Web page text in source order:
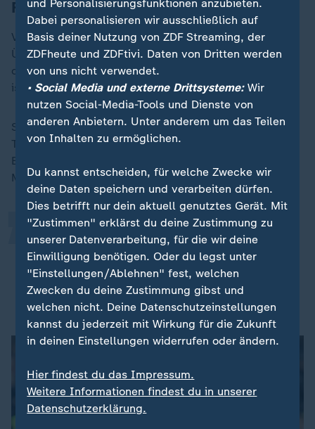
Feiertag
Vielleicht lässt Kapitän Manuel Neuer bei der
Übergabe der Meisterschale nun Müller den Vortritt
oder nimmt sie gemeinsam mit ihm entgegen. Sicher
ist, dass Müller von Beginn an auflaufen darf.
Sein letztes Heimspiel "ist ein Feiertag für alle", sagte
Trainer Vincent Kompany am Freitag. "Es wird für alle
Beteiligten hochemotional", ergänzte Sportvorstand
Max Eberl:
Man kann sich die Zukunft gar nicht
vorstellen, wenn Thomas dann nicht
mehr im rot-weißen Trikot aufläuft.
„
Bayern-Sportvorstand Max Eberl
und Personalisierungsfunktionen anzubieten.
Dabei personalisieren wir ausschließlich auf
Basis deiner Nutzung von ZDF Streaming, der
ZDFheute und ZDFtivi. Daten von Dritten werden
von uns nicht verwendet.
• Social Media und externe Drittsysteme:Wir
nutzen Social-Media-Tools und Dienste von
anderen Anbietern. Unter anderem um das Teilen
von Inhalten zu ermöglichen.
Du kannst entscheiden, für welche Zwecke wir
deine Daten speichern und verarbeiten dürfen.
Dies betrifft nur dein aktuell genutztes Gerät. Mit
"Zustimmen" erklärst du deine Zustimmung zu
unserer Datenverarbeitung, für die wir deine
Einwilligung benötigen. Oder du legst unter
"Einstellungen/Ablehnen" fest, welchen
Zwecken du deine Zustimmung gibst und
welchen nicht. Deine Datenschutzeinstellungen
kannst du jederzeit mit Wirkung für die Zukunft
in deinen Einstellungen widerrufen oder ändern.
Hier findest du das Impressum.
Weitere Informationen findest du in unserer
Datenschutzerklärung.